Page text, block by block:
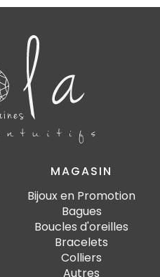
MAGASIN
Bijoux en Promotion
Bagues
Boucles d'oreilles
Bracelets
Colliers
Autres